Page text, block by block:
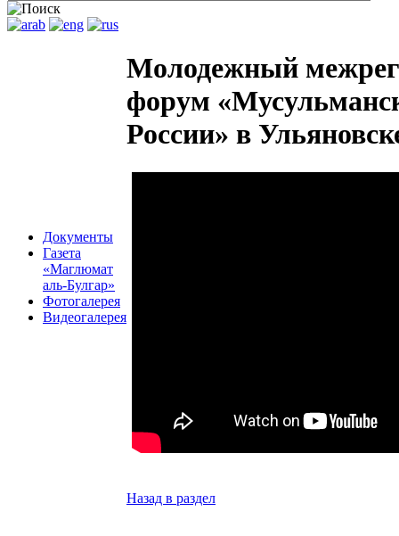
Документы
Газета
«Маглюмат
аль-Булгар»
Фотогалерея
Видеогалерея
Молодежный
форум
России» в
Назад в раздел